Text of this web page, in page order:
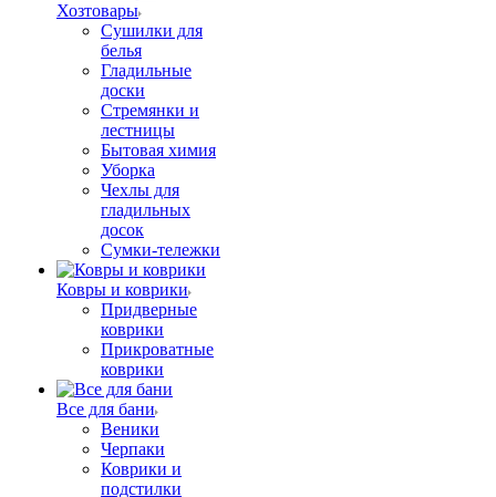
Хозтовары
Сушилки для
белья
Гладильные
доски
Стремянки и
лестницы
Бытовая химия
Уборка
Чехлы для
гладильных
досок
Сумки-тележки
Ковры и коврики
Придверные
коврики
Прикроватные
коврики
Все для бани
Веники
Черпаки
Коврики и
подстилки